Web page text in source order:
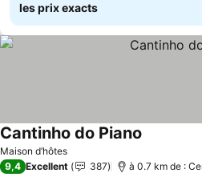
les prix exacts
Maison d’hôtes
Cantinho do Piano
9,4 Excellent 387 à 0.7 km de :